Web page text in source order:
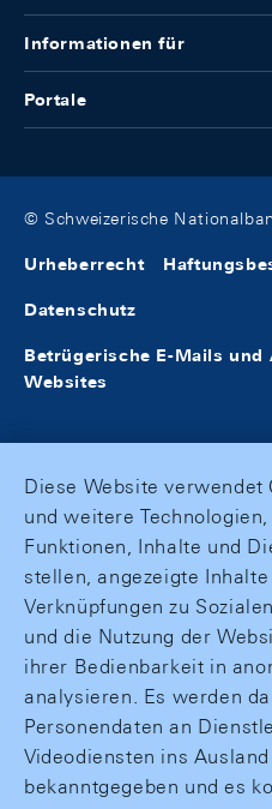
Informationen für
Portale
© Schweizerische
Urheberrecht
Datenschutz
Betrügerische E-Mails und
Websites
Diese Website verwendet
und weitere
Funktionen, Inhalte und
stellen, angezeigte
Verknüpfungen zu
und die Nutzung der
ihrer Bedienbarkeit in
analysieren. Es werden
Personendaten an
Videodiensten ins
bekanntgegeben und es